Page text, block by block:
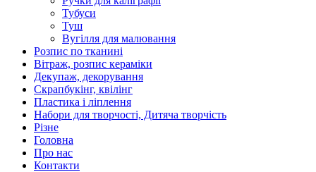
Тубуси
Туш
Вугілля для малювання
Розпис по тканині
Вітраж, розпис кераміки
Декупаж, декорування
Скрапбукінг, квілінг
Пластика і ліплення
Набори для творчості, Дитяча творчість
Різне
Головна
Про нас
Контакти